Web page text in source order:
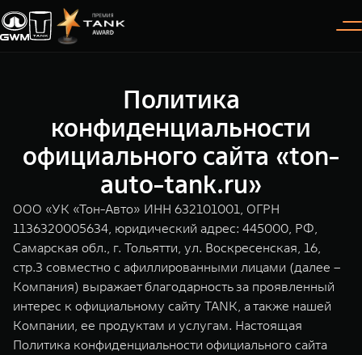
Модели
TANK 300
Следуй за открытиями
от 3 999 000 ₽
TANK 400
За пределы возможного
от 5 599 000 ₽
Покупателям
ВЫБОР АВТОМОБИЛЯ
Спецпредложения
Конфигуратор
Тест-драйв
Зарядные станции
ПОКУПКА АВТОМОБИЛЯ
Владельцам
ГАРАНТИЯ И ПОДДЕРЖКА
Помощь на дороге
СЕРВИС
Калькулятор ТО
Нулевое ТО
О дилере
ИНФОРМАЦИЯ
35 лет GWM
GWM ТЕХ ДЕНЬ
Новости
Политика
конфиденциальности
официального сайта «ton-
auto-tank.ru»
ООО «УК «Тон-Авто» ИНН 632101001, ОГРН
1136320005634, юридический адрес: 445000, РФ,
Самарская обл., г. Тольятти, ул. Воскресенская, 16,
стр.3 совместно с афиллированными лицами (далее –
Компания) выражает благодарность за проявленный
интерес к официальному сайту TANK, а также нашей
Компании, ее продуктам и услугам. Настоящая
Политика конфиденциальности официального сайта